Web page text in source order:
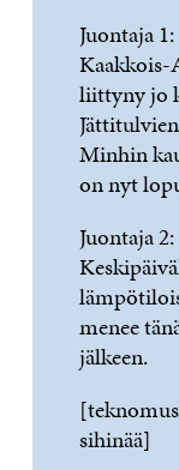
Juontaja
Kaakkois-
liittyny jo
Minhin
on nyt
Juontaja
menee
jälkeen.
sihinää]